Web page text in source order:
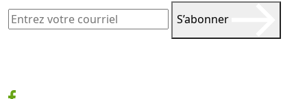
S’abonner